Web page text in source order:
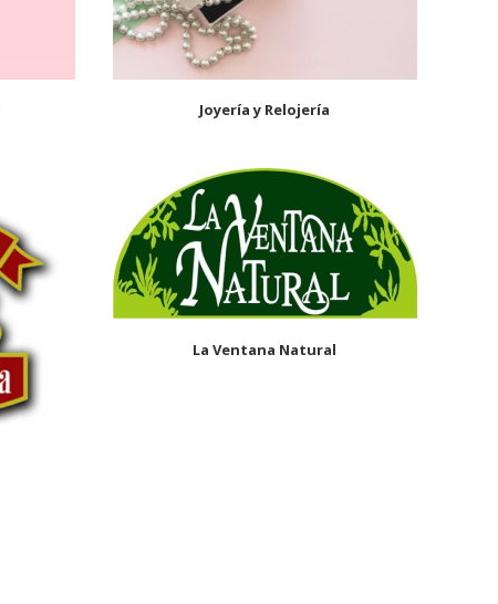
Joyería y Relojería
La Ventana Natural